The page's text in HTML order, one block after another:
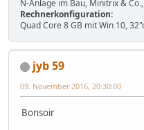
N-Anlage im Bau, Minitrix &
Rechnerkonfiguration:
Quad Core 8 GB mit Win 10,
jyb 59
09. November 2016, 20:30:00
Bonsoir